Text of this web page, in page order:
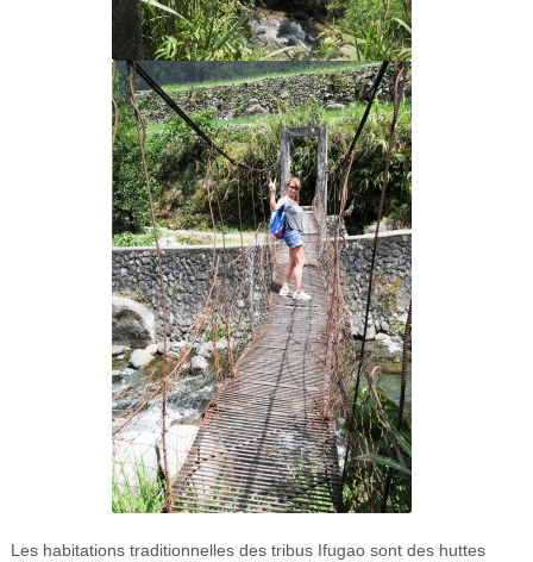
Les habitations traditionnelles des tribus Ifugao sont des huttes